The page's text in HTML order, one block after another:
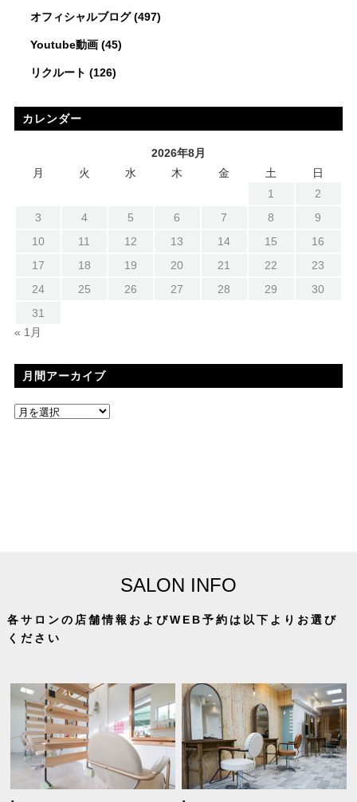
オフィシャルブログ(497)
Youtube動画(45)
リクルート (126)
カレンダー
2026年8月
月
火 水 木 金 土
日
1
2
3
4 5 6 7 8
9
10
11 12 13 14 15
16
17
18 19 20 21 22
23
24
25 26 27 28 29
30
31
« 1月
月間アーカイブ
SALON INFO
各サロンの店舗情報およびWEB予約は以下よりお選び
ください